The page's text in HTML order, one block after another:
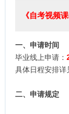
《自考视频
一、申请时间
毕业线上申请：
具体日程安排详
二、申请规定